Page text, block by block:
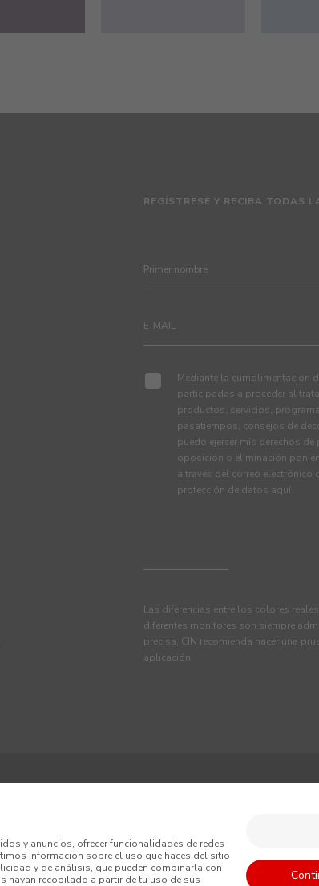
REGÍSTRESE Y RECIBA TODAS
Mediante la cumplimentación
participadas a proceder al
productos, servicios,
pasatiempos, consejos de
puedo ejercer mis derechos
oposición o eliminación
a través del correo electrónico
protección de datos aquí.
Las diferencias entre los colores
diferentes monitores son siempre
precisa, CIN recomienda hacer una
aplicación.
Política de Privacidad
Política de Cookies
Venta
y anuncios, ofrecer funcionalidades de redes
información sobre el uso que haces del sitio
y de análisis, que pueden combinarla con
hayan recopilado a partir de tu uso de sus